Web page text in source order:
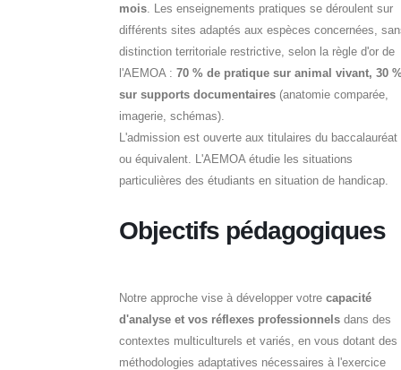
mois . Les enseignements pratiques se déroulent sur
différents sites adaptés aux espèces concernées,
distinction territoriale restrictive, selon la règle d'or de
l'AEMOA : 70 % de pratique sur animal vivant, 30
sur supports documentaires (anatomie comparée,
imagerie, schémas).
L'admission est ouverte aux titulaires du baccalauréat
ou équivalent. L'AEMOA étudie les situations
particulières des étudiants en situation de handicap.
Objectifs pédagogiques
Notre approche vise à développer votre capacité
d'analyse et vos réflexes professionnels dans des
contextes multiculturels et variés, en vous dotant des
méthodologies adaptatives nécessaires à l'exercice